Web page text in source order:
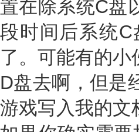
置在除系统C盘
段时间后系统
了。可能有的
D盘去啊，但是
游戏写入我的文